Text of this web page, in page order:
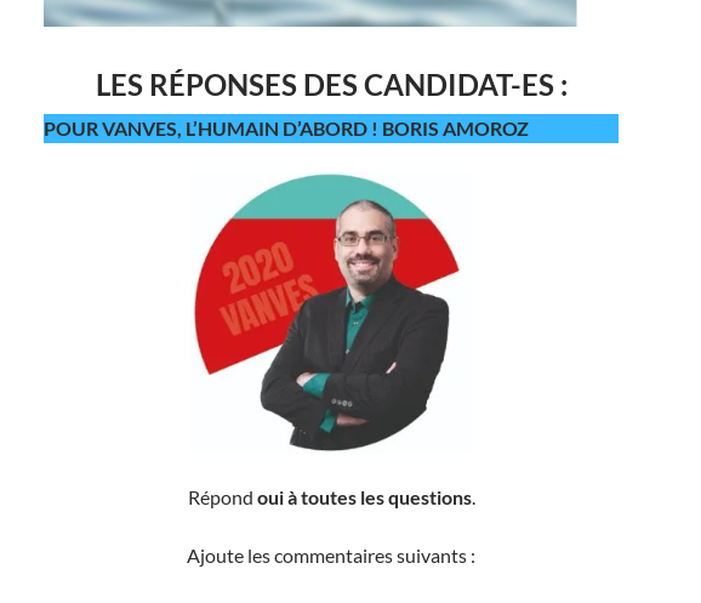
LES RÉPONSES DES CANDIDAT-ES :
POUR VANVES, L’HUMAIN D’ABORD ! BORIS AMOROZ
Répond oui à toutes les questions.
Ajoute les commentaires suivants :